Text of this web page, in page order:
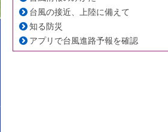
台風の接近、上陸に備えて
知る防災
アプリで台風進路予報を確認